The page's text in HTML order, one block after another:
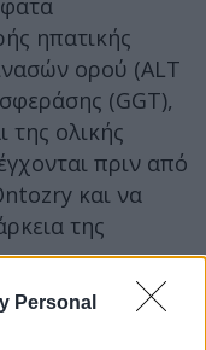
Personal
ηπατικής
ορού (ALT
(GGT),
της ολικής
πριν από
και να
της
ή
ηπατική βλάβη,